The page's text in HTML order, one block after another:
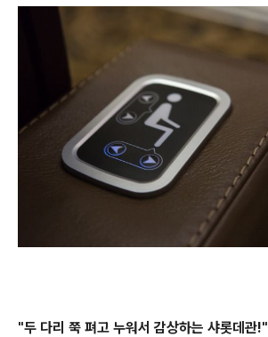
"두 다리 쭉 펴고 누워서 감상하는 샤롯데관!"